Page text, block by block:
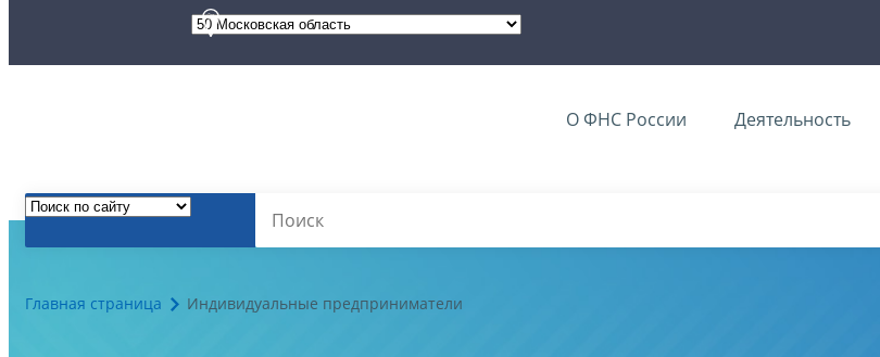
О ФНС России Деятельность
Главная страница Индивидуальные предприниматели